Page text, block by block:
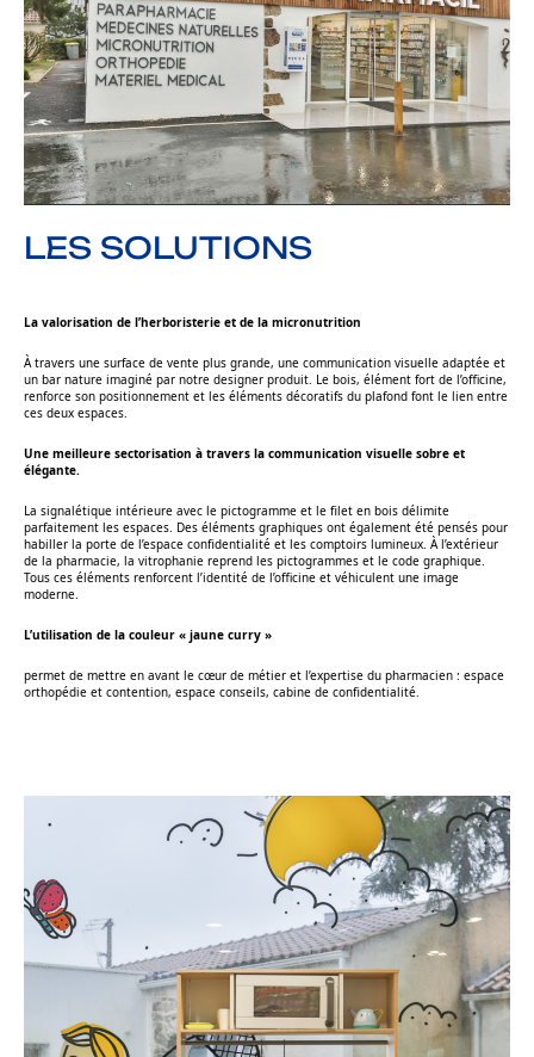
LES SOLUTIONS
La valorisation de l’herboristerie et de la micronutrition
À travers une surface de vente plus grande, une communication visuelle adaptée et
un bar nature imaginé par notre designer produit. Le bois, élément fort de l’officine,
renforce son positionnement et les éléments décoratifs du plafond font le lien entre
ces deux espaces.
Une meilleure sectorisation à travers la communication visuelle sobre et
élégante.
La signalétique intérieure avec le pictogramme et le filet en bois délimite
parfaitement les espaces. Des éléments graphiques ont également été pensés pour
habiller la porte de l’espace confidentialité et les comptoirs lumineux. À l’extérieur
de la pharmacie, la vitrophanie reprend les pictogrammes et le code graphique.
Tous ces éléments renforcent l’identité de l’officine et véhiculent une image
moderne.
L’utilisation de la couleur « jaune curry »
permet de mettre en avant le cœur de métier et l’expertise du pharmacien : espace
orthopédie et contention, espace conseils, cabine de confidentialité.